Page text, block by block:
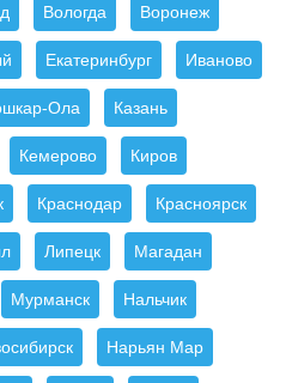
Вологда Воронеж
Екатеринбург Иваново
Ола Казань
Кемерово Киров
Краснодар Красноярск
Липецк Магадан
Мурманск Нальчик
Нарьян Мар